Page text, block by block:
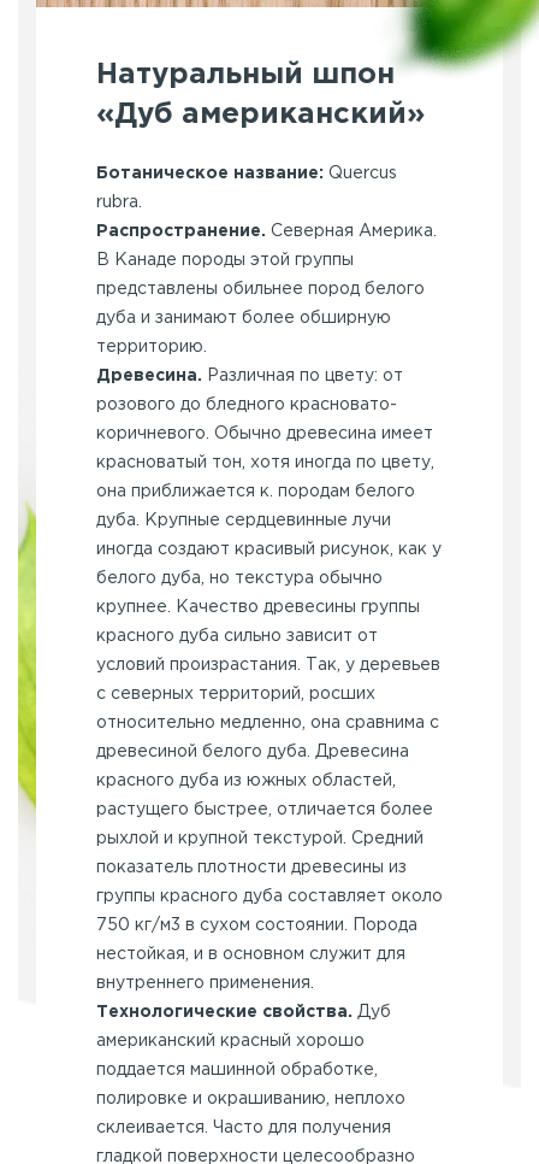
Натуральный шпон
«Дуб американский»
Ботаническое название: Quercus
rubra.
Распространение. Северная Америка.
В Ка­наде породы этой группы
представлены обильнее пород белого
дуба и занимают более обширную
территорию.
Древесина. Различная по цвету: от
розового до бледного красновато-
коричневого. Обычно древесина имеет
красноватый тон, хотя иногда по цвету,
она приближается к. породам белого
дуба. Крупные сердцевинные лучи
иногда создают красивый рисунок, как у
белого дуба, но текстура обычно
крупнее. Качество древесины группы
красного дуба сильно зависит от
условий произрастания. Так, у деревьев
с северных территорий, росших
относительно медленно, она сравнима с
древесиной белого дуба. Древесина
красного дуба из юж­ных областей,
растущего быстрее, отличается более
рыхлой и крупной текстурой. Средний
показатель плотности древесины из
группы красного дуба составляет около
750 кг/м3 в сухом состоянии. Порода
нестойкая, и в основном служит для
внутреннего применения.
Технологические свойства. Дуб
американский красный хорошо
поддается машинной обработке,
полировке и окрашиванию, неплохо
склеивается. Часто для получения
гладкой поверхности целесообразно